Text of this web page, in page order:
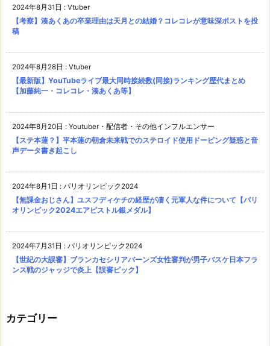
2024年8月31日 : Vtuber
【考察】湊あくあの卒業理由は天月との結婚？コレコレが意味深ポストを投
稿
2024年8月28日 : Vtuber
【最新版】YouTubeライブ最大同時接続数(同接)ランキング歴代まとめ
【加藤純一・コレコレ・湊あくあ等】
2024年8月20日 : Youtuber・配信者・その他インフルエンサー
【ステ本蓮？】平本蓮の朝倉未来戦でのステロイド使用ドーピング疑惑と音
声データ書き起こし
2024年8月1日 : パリオリンピック2024
【無課金おじさん】ユスフディケチの経歴が凄く元軍人な件について【パリ
オリンピック2024エアピストル銀メダル】
2024年7月31日 : パリオリンピック2024
【世紀の大誤審】ブランカセシリアバーンズ女性審判が男子バスケ日本フラ
ンス戦のジャッジで炎上【誤審ピック】
カテゴリー